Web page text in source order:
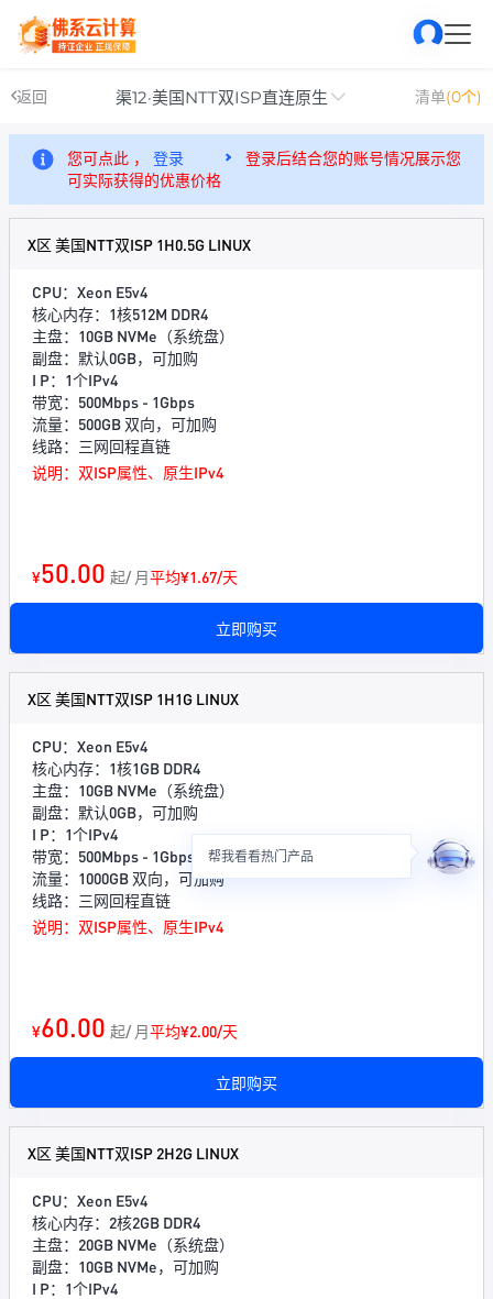
返回 渠12·美国NTT双ISP直连原生 清单(0个)
您可点此 ， 登录
登录后结合您的账号情况展示您
可实际获得的优惠价格
X区 美国NTT双ISP 1H0.5G LINUX
CPU：Xeon E5v4
核心内存：1核512M DDR4
主盘：10GB NVMe（系统盘）
副盘：默认0GB，可加购
I P：1个IPv4
带宽：500Mbps - 1Gbps
流量：500GB 双向，可加购
线路：三网回程直链
说明：双ISP属性、原生IPv4
¥50.00 起/ 月平均¥1.67/天
立即购买
X区 美国NTT双ISP 1H1G LINUX
CPU：Xeon E5v4
核心内存：1核1GB DDR4
主盘：10GB NVMe（系统盘）
副盘：默认0GB，可加购
I P：1个IPv4
带宽：500Mbps - 1Gbps
流量：1000GB 双向，可加购
线路：三网回程直链
说明：双ISP属性、原生IPv4
¥60.00 起/ 月平均¥2.00/天
立即购买
X区 美国NTT双ISP 2H2G LINUX
CPU：Xeon E5v4
核心内存：2核2GB DDR4
主盘：20GB NVMe（系统盘）
副盘：10GB NVMe，可加购
I P：1个IPv4
帮我看看热门产品